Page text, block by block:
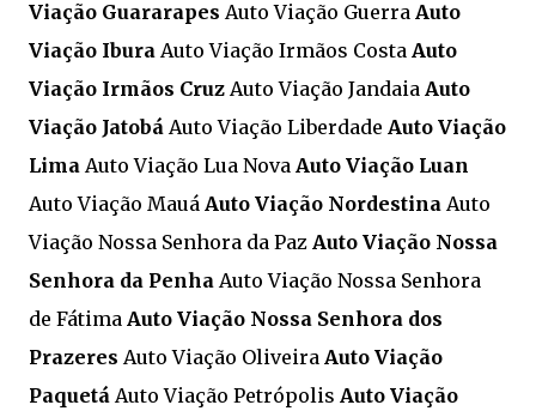
Viação Guararapes Auto Viação Guerra Auto
Viação Ibura Auto Viação Irmãos Costa Auto
Viação Irmãos Cruz Auto Viação Jandaia Auto
Viação Jatobá Auto Viação Liberdade Auto Viação
Lima Auto Viação Lua Nova Auto Viação Luan
Auto Viação Mauá Auto Viação Nordestina Auto
Viação Nossa Senhora da Paz Auto Viação Nossa
Senhora da Penha Auto Viação Nossa Senhora
de Fátima Auto Viação Nossa Senhora dos
Prazeres Auto Viação Oliveira Auto Viação
Paquetá Auto Viação Petrópolis Auto Viação